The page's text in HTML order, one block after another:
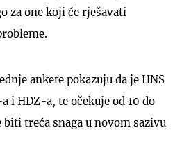
za one koji će rješavati
ankete pokazuju da je HNS
i HDZ-a, te očekuje od 10 do
biti treća snaga u novom sazivu